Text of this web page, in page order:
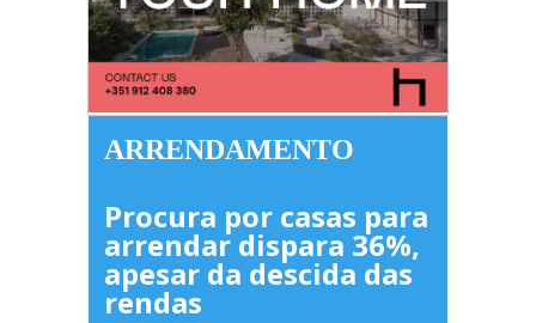
ARRENDAMENTO
Procura por casas para
arrendar dispara 36%,
apesar da descida das
rendas